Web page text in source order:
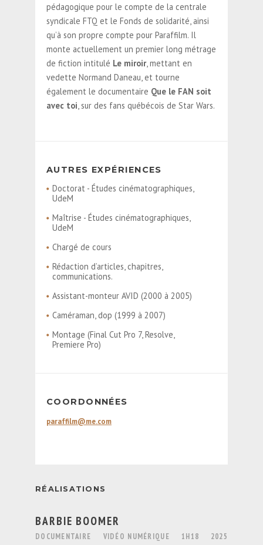
pédagogique pour le compte de la centrale
syndicale FTQ et le Fonds de solidarité, ainsi
qu’à son propre compte pour Paraffilm. Il
monte actuellement un premier long métrage
de fiction intitulé Le miroir, mettant en
vedette Normand Daneau, et tourne
également le documentaire Que le FAN soit
avec toi, sur des fans québécois de Star Wars.
AUTRES EXPÉRIENCES
Doctorat - Études cinématographiques,
UdeM
Maîtrise - Études cinématographiques,
UdeM
Chargé de cours
Rédaction d’articles, chapitres,
communications.
Assistant-monteur AVID (2000 à 2005)
Caméraman, dop (1999 à 2007)
Montage (Final Cut Pro 7, Resolve,
Premiere Pro)
COORDONNÉES
paraffilm@me.com
RÉALISATIONS
BARBIE BOOMER
DOCUMENTAIRE VIDÉO NUMÉRIQUE 1H18 2025